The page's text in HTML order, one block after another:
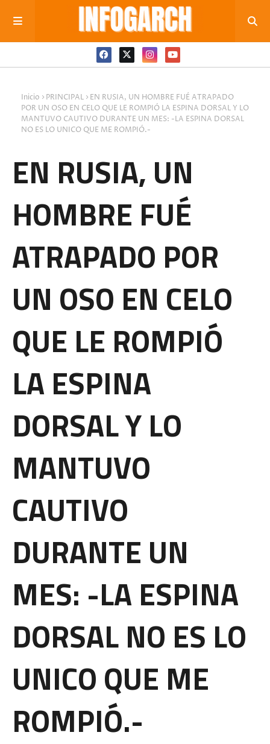
Inicio PRINCIPAL
EN RUSIA, UN HOMBRE FUÉ ATRAPADO
POR UN OSO EN CELO QUE LE ROMPIÓ LA ESPINA DORSAL Y LO
MANTUVO CAUTIVO DURANTE UN MES: -LA ESPINA DORSAL
NO ES LO UNICO QUE ME ROMPIÓ.-
EN RUSIA, UN
HOMBRE FUÉ
ATRAPADO POR
UN OSO EN CELO
QUE LE ROMPIÓ
LA ESPINA
DORSAL Y LO
MANTUVO
CAUTIVO
DURANTE UN
MES: -LA ESPINA
DORSAL NO ES LO
UNICO QUE ME
ROMPIÓ.-